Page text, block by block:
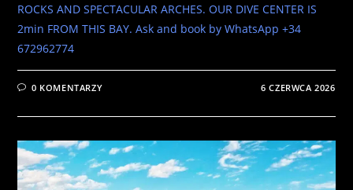
ROCKS AND SPECTACULAR ARCHES. OUR DIVE CENTER IS
2min FROM THIS BAY. Ask and book by WhatsApp +34
672962774
0 KOMENTARZY 6 CZERWCA 2026